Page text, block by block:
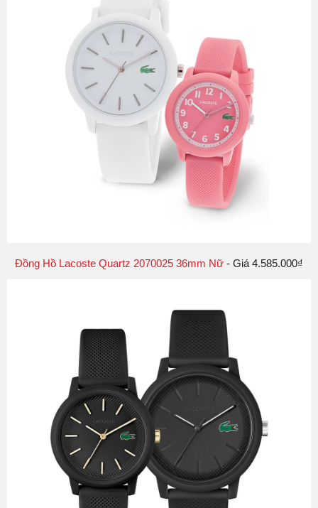
Đồng Hồ Lacoste Quartz 2070025 36mm Nữ - Giá 4.585.000₫